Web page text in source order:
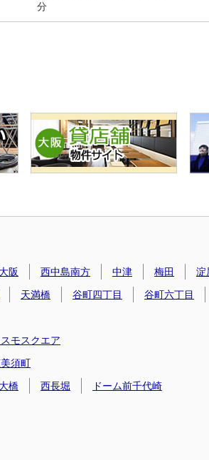
分
阪 西中島南方 中津 梅田 淀
天満橋 谷町四丁目 谷町六丁目
スモスクエア
須町
橋 西長堀
ドーム前千代崎